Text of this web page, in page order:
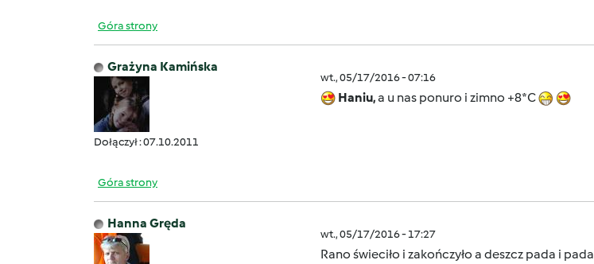
Góra strony
Grażyna Kamińska
Dołączył : 07.10.2011
wt., 05/17/2016 - 07:16
Haniu,a u nas ponuro i zimno +8*C
Góra strony
Hanna Gręda
wt., 05/17/2016 - 17:27
Rano świeciło i zakończyło a deszcz pada i pada